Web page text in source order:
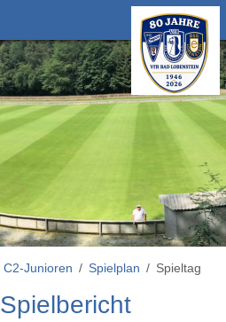
C2-Junioren Spielplan Spieltag
Spielbericht